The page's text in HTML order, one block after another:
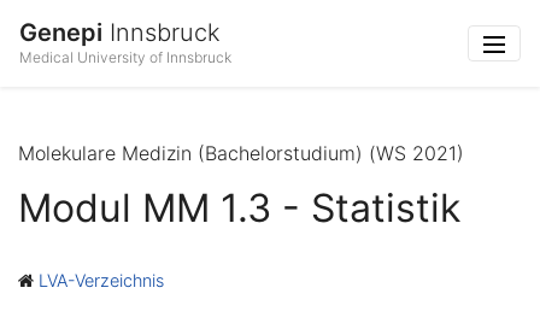
Genepi Innsbruck
Medical University of Innsbruck
Molekulare Medizin (Bachelorstudium) (WS 2021)
Modul MM 1.3 - Statistik
LVA-Verzeichnis